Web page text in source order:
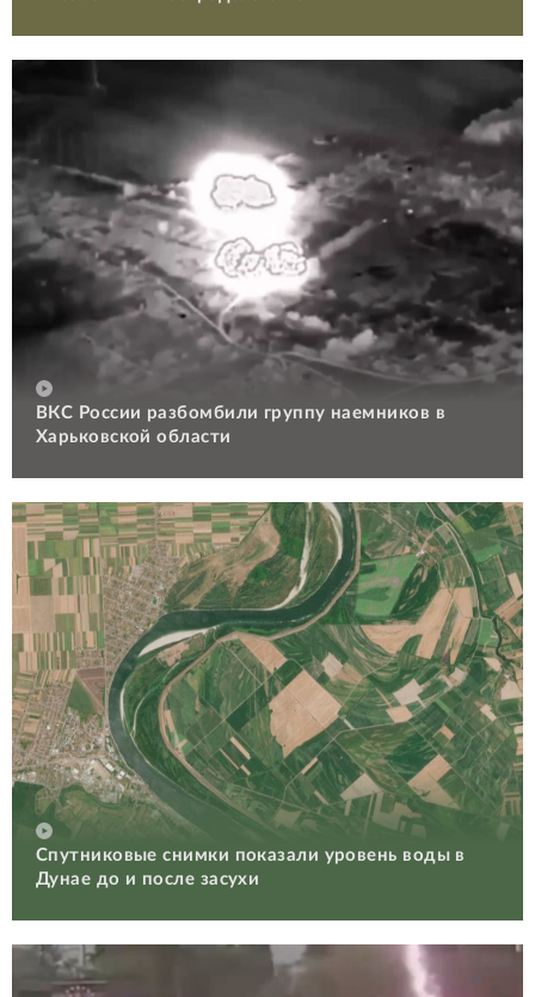
ВКС России разбомбили группу наемников в
Харьковской области
Спутниковые снимки показали уровень воды в
Дунае до и после засухи